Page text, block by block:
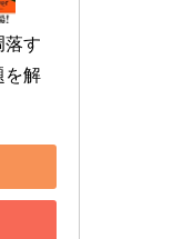
落す
を解